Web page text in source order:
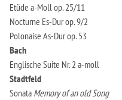
Etüde a-Moll op. 25/11
Nocturne Es-Dur op. 9/2
Polonaise As-Dur op. 53
Bach
Englische Suite Nr. 2 a-moll
Stadtfeld
Sonata Memory of an old Song